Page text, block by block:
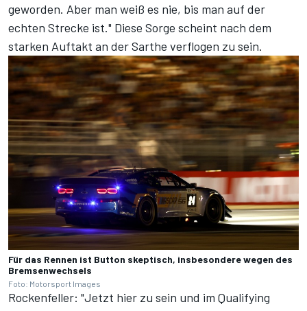
geworden. Aber man weiß es nie, bis man auf der
echten Strecke ist." Diese Sorge scheint nach dem
starken Auftakt an der Sarthe verflogen zu sein.
Für das Rennen ist Button skeptisch, insbesondere wegen des
Bremsenwechsels
Foto: Motorsport Images
Rockenfeller: "Jetzt hier zu sein und im Qualifying